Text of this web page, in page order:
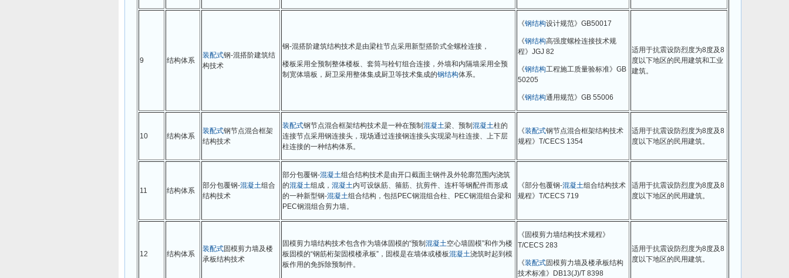
9 结构体系
装配式钢-混搭阶建筑结
构技术
钢-混搭阶建筑结构技术是由梁柱节点采用新型搭阶式全螺栓连接，
楼板采用全预制整体楼板、套筒与栓钉组合连接，外墙和内隔墙采用全预
制宽体墙板，厨卫采用整体集成厨卫等技术集成的钢结构体系。
《钢结构设计规范》GB50017
《钢结构高强度螺栓连接技术规
程》JGJ 82
《钢结构工程施工质量验标准》GB
50205
《钢结构通用规范》GB 55006
适用于抗震设防烈度为8度及8
度以下地区的民用建筑和工业
建筑。
10 结构体系
装配式钢节点混合框架
结构技术
装配式钢节点混合框架结构技术是一种在预制 混凝土梁、预制 混凝土柱的
连接节点采用钢连接头，现场通过连接钢连接头实现梁与柱连接、上下层
柱连接的一种结构体系。
《装配式钢节点混合框架结构技术
规程》T/CECS 1354
适用于抗震设防烈度为8度及8
度以下地区的民用建筑。
11 结构体系
部分包覆钢-混凝土组合
结构技术
部分包覆钢-混凝土组合结构技术是由开口截面主钢件及外轮廓范围内浇筑
的混凝土组成， 混凝土内可设纵筋、箍筋、抗剪件、连杆等钢配件而形成
的一种新型钢-混凝土组合结构，包括PEC钢混组合柱、PEC钢混组合梁和
PEC钢混组合剪力墙。
《部分包覆钢-混凝土组合结构技术
规程》T/CECS 719
适用于抗震设防烈度为8度及8
度以下地区的民用建筑。
12 结构体系
装配式固模剪力墙及楼
承板结构技术
固模剪力墙结构技术包含作为墙体固模的“预制 混凝土空心墙固模”和作为楼
板固模的“钢筋桁架固模楼承板”，固模是在墙体或楼板混凝土浇筑时起到模
板作用的免拆除预制件。
《固模剪力墙结构技术规程》
T/CECS 283
《装配式固模剪力墙及楼承板结构
技术标准》DB13(J)/T 8398
适用于抗震设防烈度为8度及8
度以下地区的民用建筑。